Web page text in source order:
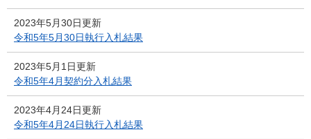
2023年5月30日更新
令和5年5月30日執行入札結果
2023年5月1日更新
令和5年4月契約分入札結果
2023年4月24日更新
令和5年4月24日執行入札結果